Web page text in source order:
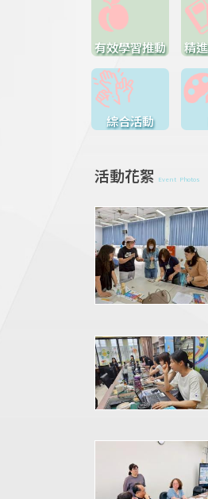
有效學習推動 精
綜合活動
活動花絮 Event Photos